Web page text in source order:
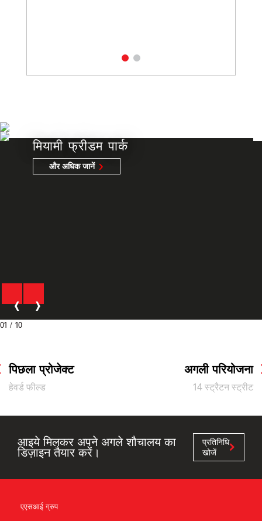
मियामी फ्रीडम पार्क
और अधिक जानें
01 / 10
‹ ›
अगली परियोजना
14 स्ट्रैटन स्ट्रीट
पिछला प्रोजेक्ट
हेवर्ड फील्ड
आइये मिलकर अपने अगले शौचालय का
डिज़ाइन तैयार करें।
प्रतिनिधि
खोजें
एएसआई ग्रुप